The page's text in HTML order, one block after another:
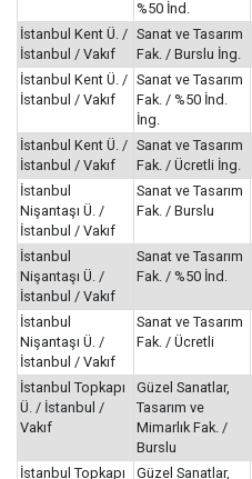
%50 İnd.
İstanbul Kent Ü. /
İstanbul / Vakıf
Sanat ve Tasarım
Fak. / Burslu İng.
İstanbul Kent Ü. /
İstanbul / Vakıf
Sanat ve Tasarım
Fak. / %50 İnd.
İng.
İstanbul Kent Ü. /
İstanbul / Vakıf
Sanat ve Tasarım
Fak. / Ücretli İng.
İstanbul
Nişantaşı Ü. /
İstanbul / Vakıf
Sanat ve Tasarım
Fak. / Burslu
İstanbul
Nişantaşı Ü. /
İstanbul / Vakıf
Sanat ve Tasarım
Fak. / %50 İnd.
İstanbul
Nişantaşı Ü. /
İstanbul / Vakıf
Sanat ve Tasarım
Fak. / Ücretli
İstanbul Topkapı
Ü. / İstanbul /
Vakıf
Güzel Sanatlar,
Tasarım ve
Mimarlık Fak. /
Burslu
İstanbul Topkapı
Güzel Sanatlar,